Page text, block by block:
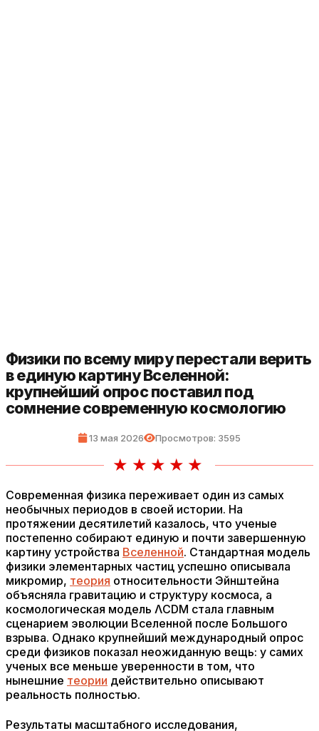
Физики по всему миру перестали верить
в единую картину Вселенной:
крупнейший опрос поставил под
сомнение современную космологию
13 мая 2026 Просмотров: 3595
Современная физика переживает один из самых
необычных периодов в своей истории. На
протяжении десятилетий казалось, что ученые
постепенно собирают единую и почти завершенную
картину устройства Вселенной. Стандартная модель
физики элементарных частиц успешно описывала
микромир, теория относительности Эйнштейна
объясняла гравитацию и структуру космоса, а
космологическая модель ΛCDM стала главным
сценарием эволюции Вселенной после Большого
взрыва. Однако крупнейший международный опрос
среди физиков показал неожиданную вещь: у самих
ученых все меньше уверенности в том, что
нынешние теории действительно описывают
реальность полностью.
Результаты масштабного исследования,